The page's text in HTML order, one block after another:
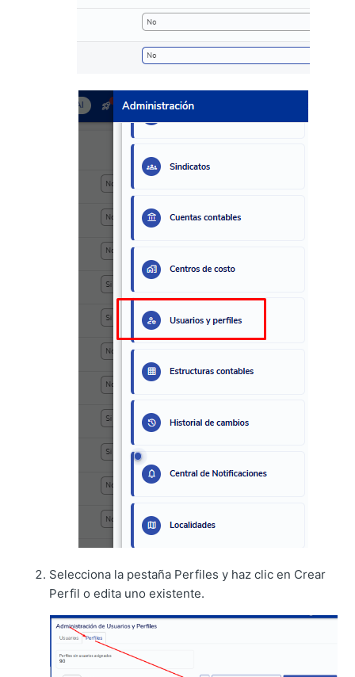
Selecciona la pestaña Perfiles y haz clic en Crear
Perfil o edita uno existente.